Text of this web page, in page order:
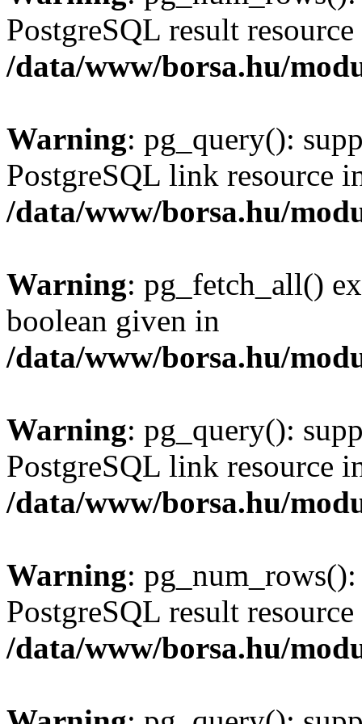
PostgreSQL result
/data/www/borsa.hu/
Warning: pg_query():
PostgreSQL link resource
/data/www/borsa.hu/
Warning: pg_fetch_all()
boolean given in
/data/www/borsa.hu/
Warning: pg_query():
PostgreSQL link resource
/data/www/borsa.hu/
Warning:
PostgreSQL result
/data/www/borsa.hu/